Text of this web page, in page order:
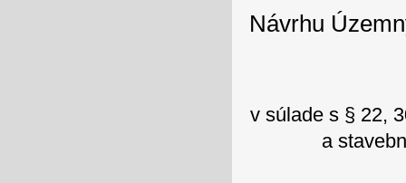
Návrhu
v súlade s § 22,
a